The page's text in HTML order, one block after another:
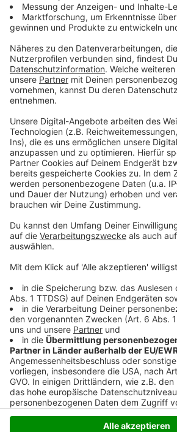
Anzeige
Seit Wochen dürfen auch
Hühnerhalter mit Freilandeiern ihre
verpflichtet und würden sie
machen. Für sie ist das Risiko
die Aufstallungspflicht nun
Ursprünglich war eine Aufhebung
Menschen zwar ungefährlich, aber
ansteckend und meist tödlich. Vor
Niederrhein gilt in Bezug auf eine
Seucheneinschleppung mit seinen
Wildvogelrastgebieten bspw.
der direkten Nähe zu den stark
Niederlanden als besonders
die aktuelle Risikoanalyse des
Löffler-Institutes.
Anzeige
Anzeige